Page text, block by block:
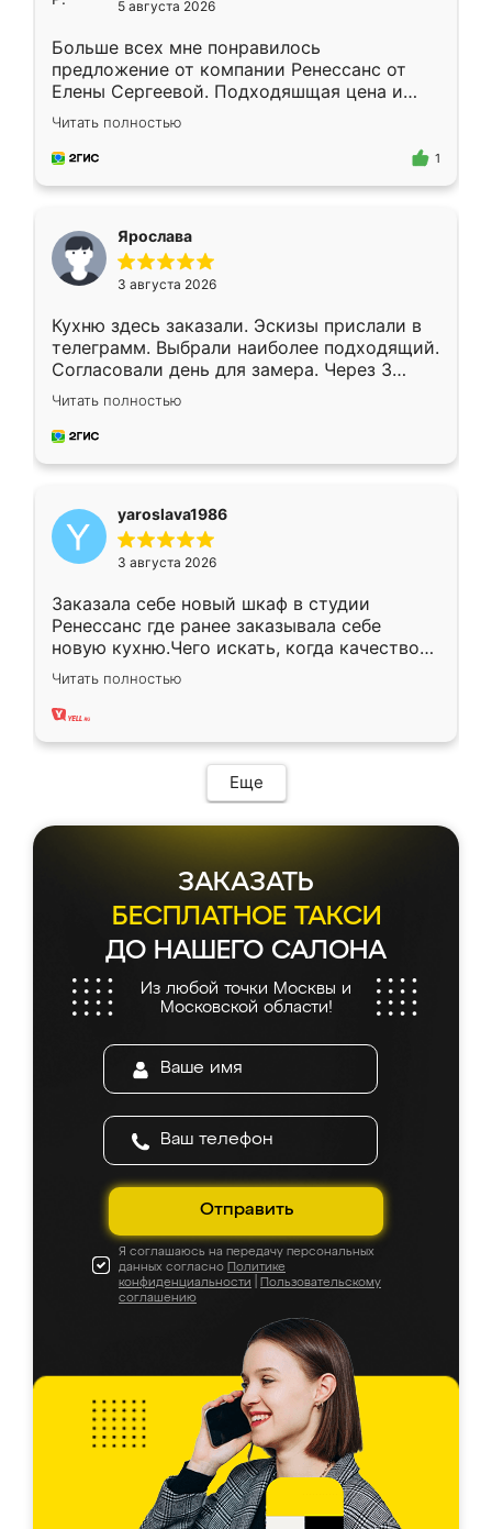
5 августа 2026
Больше всех мне понравилось
предложение от компании Ренессанс от
Елены Сергеевой. Подходяшщая цена и
короткие сроки изготовления. Приехавший
для замера сотрудник Владислав
предложил по моему эскизу самый
Читать полностью
1
Ярослава
3 августа 2026
Кухню здесь заказали. Эскизы прислали в
телеграмм. Выбрали наиболее подходящий.
Согласовали день для замера. Через 3
недели кухня была уже готова. Остались
довольны работой. Спасибо Ренессанс
мебель за качественную работу!
Читать полностью
yaroslava1986
3 августа 2026
Заказала себе новый шкаф в студии
Ренессанс где ранее заказывала себе
новую кухню.Чего искать, когда качеством
вполне довольна. Служит кухня уже почти
два года, нареканий нет.
Читать полностью
Еще
ЗАКАЗАТЬ
БЕСПЛАТНОЕ ТАКСИ
ДО НАШЕГО САЛОНА
Из любой точки Москвы и
Московской области!
Отправить
Я соглашаюсь на передачу персональных
данных согласно Политике
конфиденциальности
Пользовательскому
соглашению